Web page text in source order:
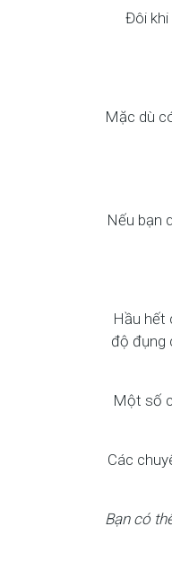
Đôi khi
Mặc dù
Nếu bạn
Hầu hết
độ đụng
Một số
Các
Bạn có